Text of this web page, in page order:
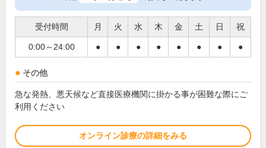
受付時間 月 火 水 木 金 土 日 祝
0:00～24:00 ● ● ● ● ● ● ● ●
その他
急な発熱、悪天候など直接医療機関に掛かる事が困難な際にご
利用ください
オンライン診療の詳細をみる